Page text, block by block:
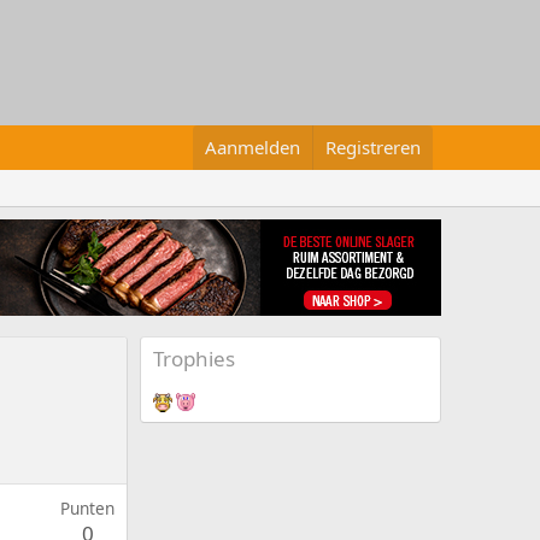
Aanmelden Registreren
Punten
0
Trophies